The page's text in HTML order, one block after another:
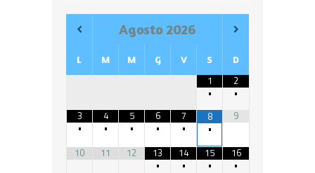
Agosto2026
L M M G V S D
1
•
2
•
3
•
4
•
5
•
6
•
7
•
8
•
9
10 11 12
13
•
14
•
15
•
16
•